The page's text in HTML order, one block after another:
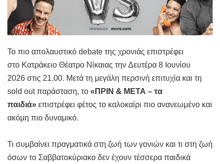
Το πιο απολαυστικό debate της χρονιάς επιστρέφει
στο Κατράκειο Θέατρο Νίκαιας την Δευτέρα 8 Ιουνίου
2026 στις 21.00. Μετά τη μεγάλη περσινή επιτυχία και τη
sold out παράσταση, το «ΠΡΙΝ & ΜΕΤΑ – τα
παιδιά» επιστρέφει φέτος το καλοκαίρι πιο ανανεωμένο και
ακόμη πιο δυναμικό.
Τι συμβαίνει πραγματικά στη ζωή των γονιών και τι στη ζωή
όσων το Σαββατοκύριακο δεν έχουν τέσσερα παιδικά